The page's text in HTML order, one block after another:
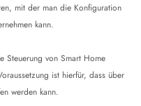
mit der man die Konfiguration
kann.
Steuerung von Smart Home
ist hierfür, dass über
werden kann.